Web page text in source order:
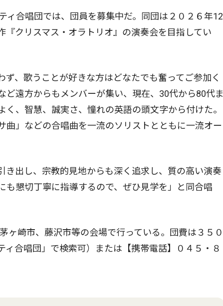
合唱団では、団員を募集中だ。同団は２０２６年12
クリスマス・オラトリオ』の演奏会を目指してい
、歌うことが好きな方はどなたでも奮ってご参加く
遠方からもメンバーが集い、現在、30代から80代ま
、智慧、誠実さ、憧れの英語の頭文字から付けた。
曲」などの合唱曲を一流のソリストとともに一流オー
出し、宗教的見地からも深く追求し、質の高い演奏
懇切丁寧に指導するので、ぜひ見学を」と同合唱
崎市、藤沢市等の会場で行っている。団費は３５０
合唱団」で検索可）または【携帯電話】０４５・８